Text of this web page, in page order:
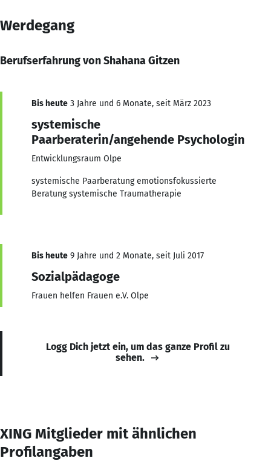
Werdegang
Berufserfahrung von Shahana Gitzen
Bis heute 3 Jahre und 6 Monate, seit März 2023
systemische
Paarberaterin/angehende Psychologin
Entwicklungsraum Olpe
systemische Paarberatung emotionsfokussierte
Beratung systemische Traumatherapie
Bis heute 9 Jahre und 2 Monate, seit Juli 2017
Sozialpädagoge
Frauen helfen Frauen e.V. Olpe
Logg Dich jetzt ein, um das ganze Profil zu
sehen.
XING Mitglieder mit ähnlichen
Profilangaben